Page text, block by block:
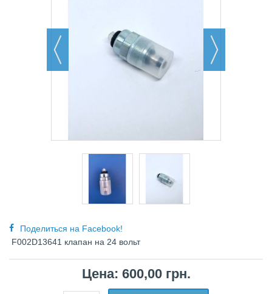
Поделиться на Facebook!
F002D13641 клапан на 24 вольт
Цена: 600,00 грн.